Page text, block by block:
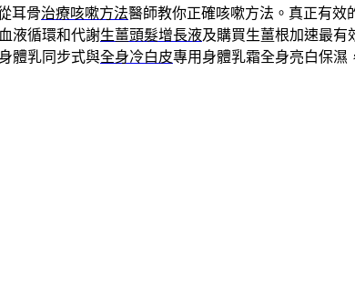
耳骨治療咳嗽方法醫師教你正確咳嗽方法。真正有效
液循環和代謝生薑頭髮增長液及購買生薑根加速最有
體乳同步式與全身冷白皮專用身體乳霜全身亮白保濕